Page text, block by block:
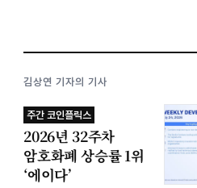
김상연 기자의 기사
주간 코인플릭스
2026년 32주차
암호화폐 상승률 1위
‘에이다’